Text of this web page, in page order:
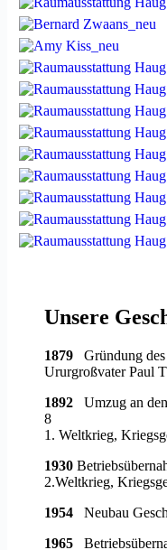
Unsere
1879 Gründung
Ururgroßvater Paul
1892 Umzug an
8
1. Weltkrieg,
1930
2.Weltkrieg,
1954 Neubau
1965